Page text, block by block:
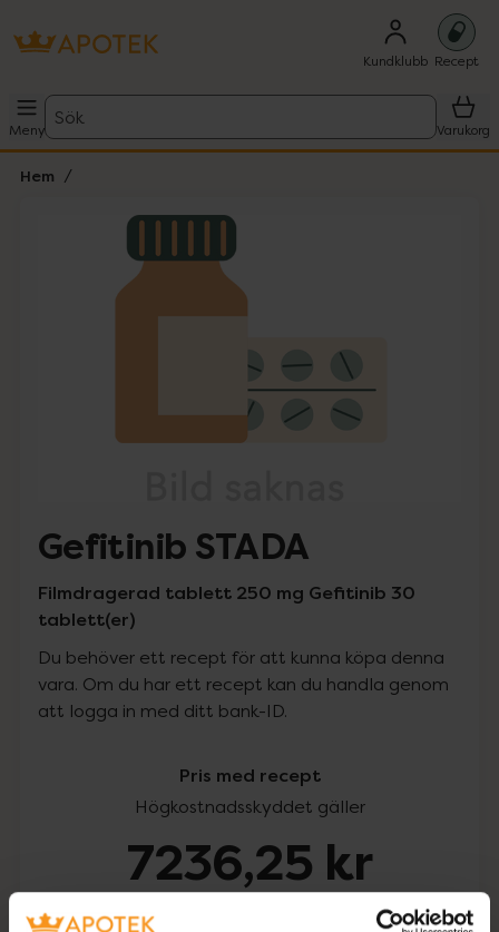
Kundklubb Recept
Meny
Sök
Varukorg
Hem
Lista: . Innehåller 1 objekt.
Gefitinib STADA
Filmdragerad tablett 250 mg Gefitinib 30
tablett(er)
Du behöver ett recept för att kunna köpa denna
vara. Om du har ett recept kan du handla genom
att logga in med ditt bank-ID.
Pris med recept
Högkostnadsskyddet gäller
7236,25 kr